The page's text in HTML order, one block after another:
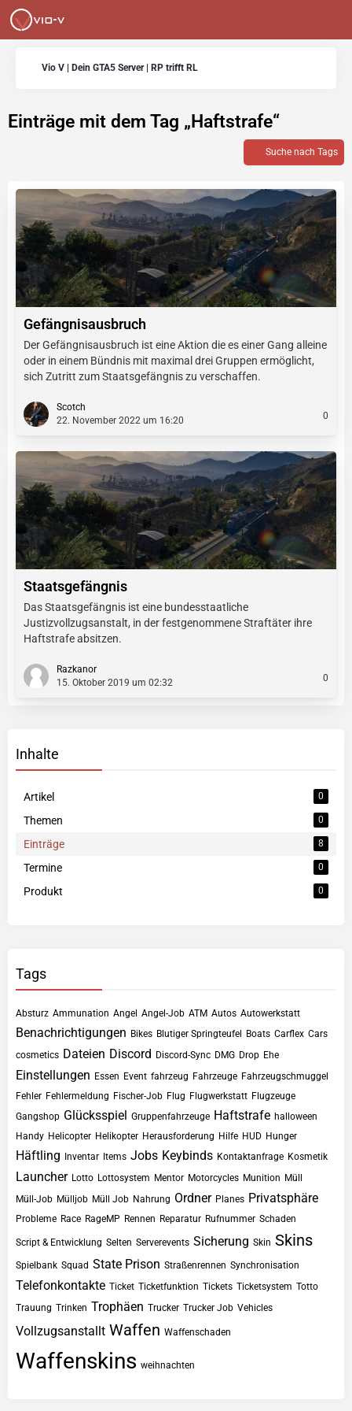
Vio V | Dein GTA5 Server | RP trifft RL
Einträge mit dem Tag „Haftstrafe“
Suche nach Tags
Gefängnisausbruch
Der Gefängnisausbruch ist eine Aktion die es einer Gang alleine
oder in einem Bündnis mit maximal drei Gruppen ermöglicht,
sich Zutritt zum Staatsgefängnis zu verschaffen.
Scotch
22. November 2022 um 16:20
0
Staatsgefängnis
Das Staatsgefängnis ist eine bundesstaatliche
Justizvollzugsanstalt, in der festgenommene Straftäter ihre
Haftstrafe absitzen.
Razkanor
15. Oktober 2019 um 02:32
0
Inhalte
Artikel 0
Themen 0
Einträge 8
Termine 0
Produkt 0
Tags
Absturz Ammunation Angel Angel-Job ATM Autos Autowerkstatt
Benachrichtigungen Bikes Blutiger Springteufel Boats Carflex Cars
cosmetics Dateien Discord Discord-Sync DMG Drop Ehe
Einstellungen Essen Event fahrzeug Fahrzeuge Fahrzeugschmuggel
Fehler Fehlermeldung Fischer-Job Flug Flugwerkstatt Flugzeuge
Gangshop Glücksspiel Gruppenfahrzeuge Haftstrafe halloween
Handy Helicopter Helikopter Herausforderung Hilfe HUD Hunger
Häftling Inventar Items Jobs Keybinds Kontaktanfrage Kosmetik
Launcher Lotto Lottosystem Mentor Motorcycles Munition Müll
Müll-Job Mülljob Müll Job Nahrung Ordner Planes Privatsphäre
Probleme Race RageMP Rennen Reparatur Rufnummer Schaden
Script & Entwicklung Selten Serverevents Sicherung Skin Skins
Spielbank Squad State Prison Straßenrennen Synchronisation
Telefonkontakte Ticket Ticketfunktion Tickets Ticketsystem Totto
Trauung Trinken Trophäen Trucker Trucker Job Vehicles
Vollzugsanstallt Waffen Waffenschaden
Waffenskins weihnachten